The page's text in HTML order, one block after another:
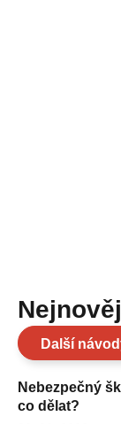
Další
Nebezpečný
co dělat?